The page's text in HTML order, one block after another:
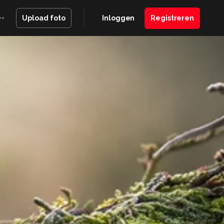
Upload foto Inloggen Registreren